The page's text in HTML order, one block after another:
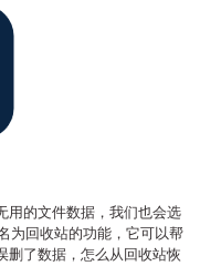
用的文件数据，我们也会选
为回收站的功能，它可以帮
删了数据，怎么从回收站恢